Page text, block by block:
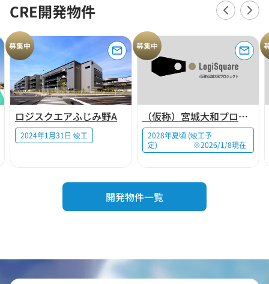
CRE開発物件
募集中
ロジスクエアふじみ野A
2024年1月31日 竣工
募集中
（仮称）宮城大和プロジェクト
2028年夏頃 (竣工予
定) ※2026/1/8現在
開発物件一覧